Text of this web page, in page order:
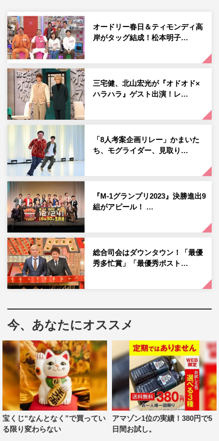
つかり合う奇跡の名シーンを生み出す。
『オドぜひ年末SP 愛の最強タッグ決定戦』松本明子＆平井龍聖ペア©
中京テレビ
この番組でしか見られない不思議な出演者たちの中でも注
目なのが、松本明子とこれまで『オドぜひ』以外のマスコ
ミに顔出しすることがなかった息子・平井龍聖の最強親子
タッグ。
『オドぜひ年末SP』の恒例ともいえる、真冬の屋外プー
ルを使った「愛のターザンロープ」に、57歳になったベテ
ランタレント・松本が喜々として参加を表明。アイドル水
泳大会以来35年ぶりという、体を張った水上バラエティに
見せる。
れているTAIGA。そんな彼が今最も信頼を寄せているモグ
ライダー・芝が最強師弟タッグとして『オドぜひ』初出
演。2人の意外な関係性や、共通のヘアスタイルであるリ
ーゼントの秘密などが明らかに。さらに本番の中で、
TAIGAが収録9日前に痔ろう手術をしていたことが判明。
最強タッグ決定戦は、意外な結末を迎える。
オードリー春日＆ティモンディ高
岸がタッグ結成！松本明子…
三宅健、北山宏光が『オドオド×
ハラハラ』ゲスト出演！レ…
「8人考案企画リレー」かまいた
ち、モグライダー、見取り…
『M-1グランプリ2023』決勝進出9
組がアピール！ …
総合司会はダウンタウン！「最優
秀多忙賞」「最優秀ポスト…
今、あなたにオススメ
宝くじ“なんとなく”で買ってい
る限り変わらない
アマゾン1位の実績！380円で5
日間お試し。